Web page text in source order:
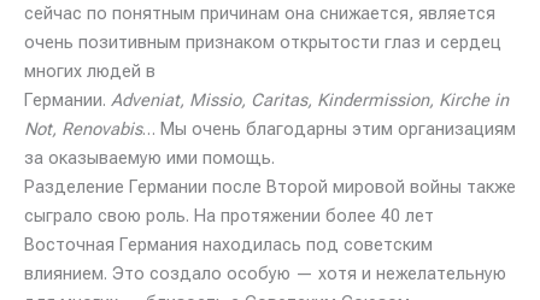
сейчас по понятным причинам она снижается, является
очень позитивным признаком открытости глаз и сердец
многих людей в
Германии. Adveniat, Missio, Caritas, Kindermission, Kirche in
Not, Renovabis… Мы очень благодарны этим организациям
за оказываемую ими помощь.
Разделение Германии после Второй мировой войны также
сыграло свою роль. На протяжении более 40 лет
Восточная Германия находилась под советским
влиянием. Это создало особую — хотя и нежелательную